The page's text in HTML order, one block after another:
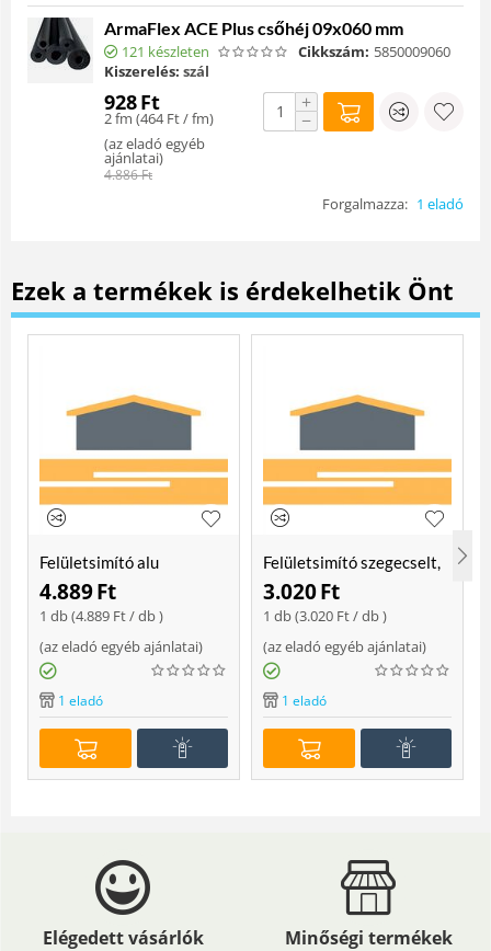
ArmaFlex ACE Plus csőhéj 09x060 mm
121 készleten Cikkszám: 5850009060
Kiszerelés: szál
928Ft
2 fm (464Ft/ fm)
(az eladó egyéb
ajánlatai)
4.886Ft
+
−
Forgalmazza: 1 eladó
Ezek a termékek is érdekelhetik Önt
Felületsimító alu
erősített, rome 400 mm
Soft
4.889Ft
1 db (4.889 Ft/ db )
(az eladó egyéb ajánlatai)
1 eladó
Felületsimító szegecselt,
rome 400mm
3.020Ft
1 db (3.020 Ft/ db )
(az eladó egyéb ajánlatai)
1 eladó
Elégedett vásárlók Minőségi termékek